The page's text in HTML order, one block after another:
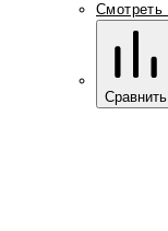
Смотреть
Сравнить